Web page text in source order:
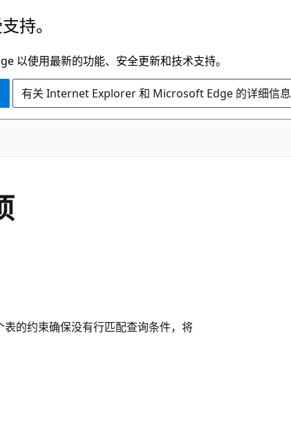
持。
以使用最新的功能、安全更新和技术支持。
有关 Internet Explorer 和 Microsoft Edge 的详细信息
的约束确保没有行匹配查询条件，将